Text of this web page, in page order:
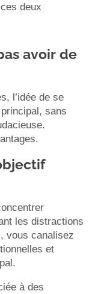
deux
avoir de
l’idée de se
sans
les distractions
vous canalisez
et
à des